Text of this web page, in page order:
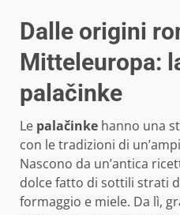
Dalle origini
Mitteleuropa:
palačinke
Le palačinke hanno una
con le tradizioni di
Nascono da un’antica
dolce fatto di sottili strati
formaggio e miele. Da lì,